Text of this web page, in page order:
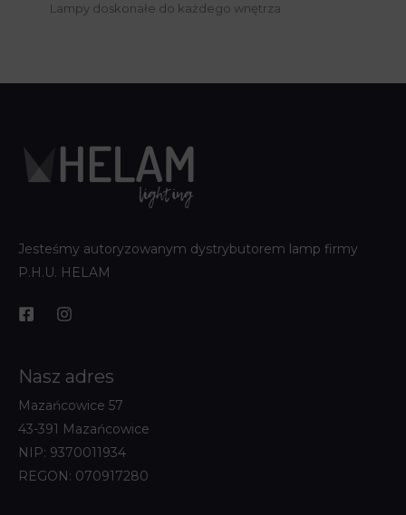
Lampy doskonałe do każdego wnętrza
Jesteśmy autoryzowanym dystrybutorem lamp firmy
P.H.U. HELAM
Nasz adres
Mazańcowice 57
43-391 Mazańcowice
NIP: 9370011934
REGON: 070917280